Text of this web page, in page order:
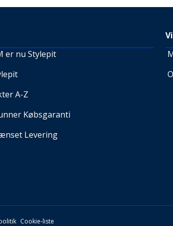
er nu Stylepit
A-Z
Købsgaranti
Levering
Cookie-liste